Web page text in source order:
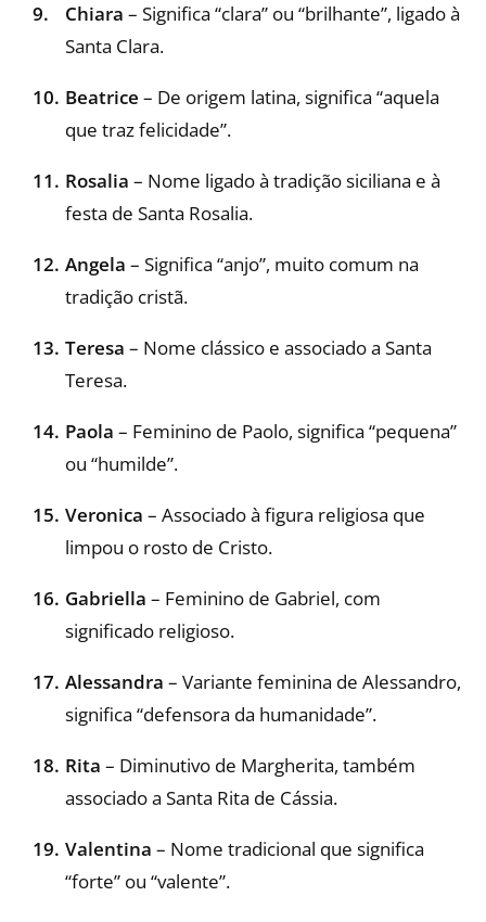
Chiara – Significa “clara” ou “brilhante”, ligado à
Santa Clara.
Beatrice – De origem latina, significa “aquela
que traz felicidade”.
Rosalia – Nome ligado à tradição siciliana e à
festa de Santa Rosalia.
Angela – Significa “anjo”, muito comum na
tradição cristã.
Teresa – Nome clássico e associado a Santa
Teresa.
Paola – Feminino de Paolo, significa “pequena”
ou “humilde”.
Veronica – Associado à figura religiosa que
limpou o rosto de Cristo.
Gabriella – Feminino de Gabriel, com
significado religioso.
Alessandra – Variante feminina de Alessandro,
significa “defensora da humanidade”.
Rita – Diminutivo de Margherita, também
associado a Santa Rita de Cássia.
Valentina – Nome tradicional que significa
“forte” ou “valente”.